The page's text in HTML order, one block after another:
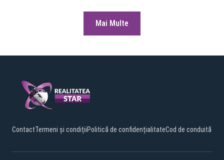
Mai Multe
ContactTermeni și condițiiPolitică de confidențialitateCod de conduită